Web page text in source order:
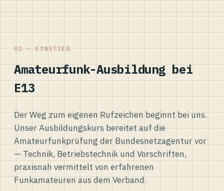
02 — EINSTIEG
Amateurfunk-Ausbildung bei
E13
Der Weg zum eigenen Rufzeichen beginnt bei uns.
Unser Ausbildungskurs bereitet auf die
Amateurfunkprüfung der Bundesnetzagentur vor
— Technik, Betriebstechnik und Vorschriften,
praxisnah vermittelt von erfahrenen
Funkamateuren aus dem Verband.